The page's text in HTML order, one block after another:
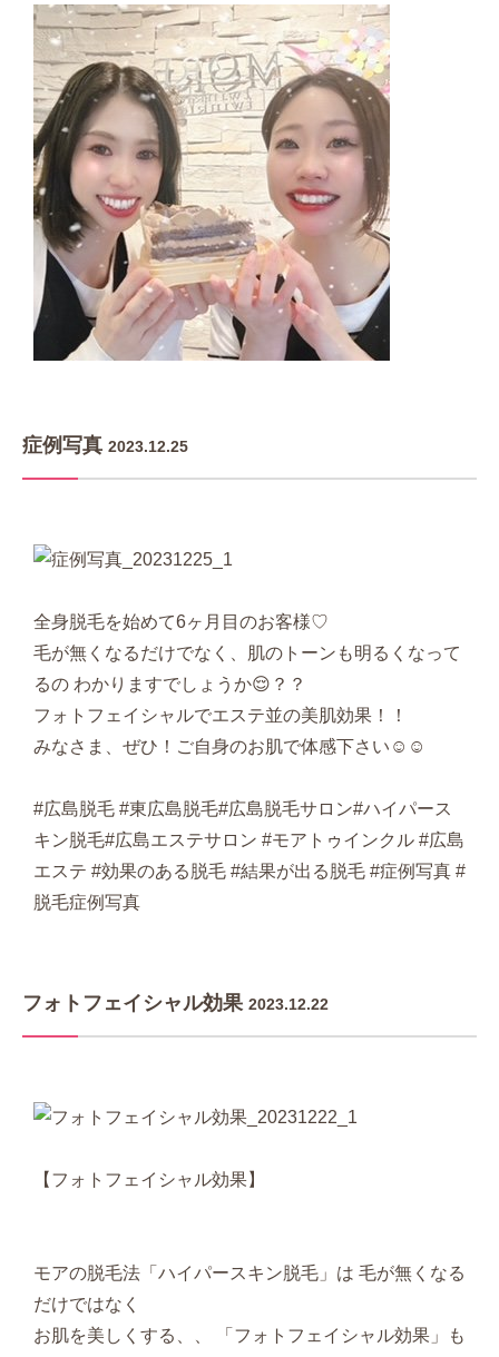
症例写真 2023.12.25
全身脱毛を始めて6ヶ月目のお客様♡
毛が無くなるだけでなく、肌のトーンも明るくなって
るの わかりますでしょうか😌？？
フォトフェイシャルでエステ並の美肌効果！！
みなさま、ぜひ！ご自身のお肌で体感下さい☺️☺️
#広島脱毛 #東広島脱毛#広島脱毛サロン#ハイパース
キン脱毛#広島エステサロン #モアトゥインクル #広島
エステ #効果のある脱毛 #結果が出る脱毛 #症例写真 #
脱毛症例写真
フォトフェイシャル効果 2023.12.22
【フォトフェイシャル効果】
モアの脱毛法「ハイパースキン脱毛」は 毛が無くなる
だけではなく
お肌を美しくする、、 「フォトフェイシャル効果」も